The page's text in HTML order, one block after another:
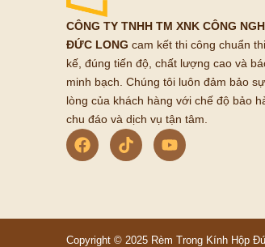
CÔNG TY TNHH TM XNK CÔNG
ĐỨC LONG cam kết thi công chuẩn
kế, đúng tiến độ, chất lượng cao và
minh bạch. Chúng tôi luôn đảm bảo
lòng của khách hàng với chế độ bảo
chu đáo và dịch vụ tận tâm.
Copyright © 2025 Rèm Trong Kính Hộp